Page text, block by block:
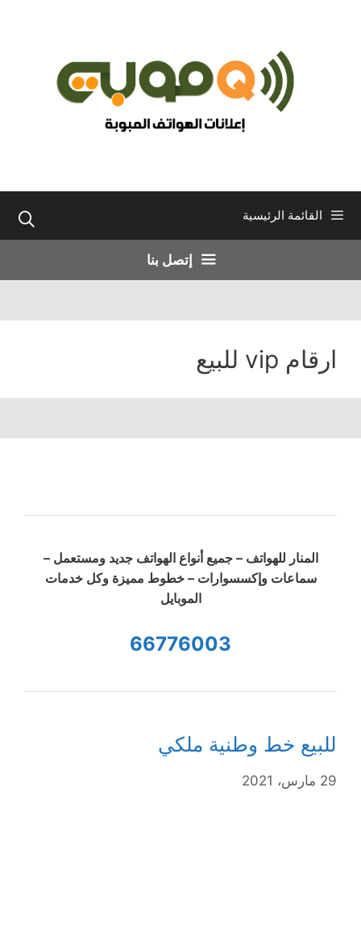
القائمة الرئيسية
إتصل بنا
ارقام vip للبيع
المنار للهواتف – جميع أنواع الهواتف جديد ومستعمل –
سماعات وإكسسوارات – خطوط مميزة وكل خدمات
الموبايل
66776003
للبيع خط وطنية ملكي
29 مارس، 2021